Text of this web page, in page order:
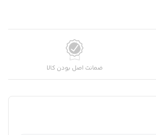
با شما تماس می‌گیرند.ضمانت اصل بودن کالا